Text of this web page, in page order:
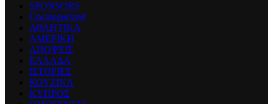
SPONSORS
Uncategorized
ΑΘΛΗΤΙΚΑ
ΑΜΕΡΙΚΗ
ΑΠΟΨΕΙΣ
ΕΛΛΑΔΑ
ΙΣΤΟΡΙΕΣ
ΚΟΥΖΙΝΑ
ΚΥΠΡΟΣ